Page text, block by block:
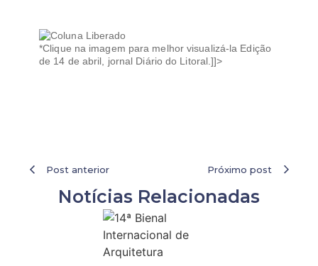
*Clique na imagem para melhor visualizá-la Edição
de 14 de abril, jornal Diário do Litoral.]]>
Post anterior Próximo post
Notícias Relacionadas